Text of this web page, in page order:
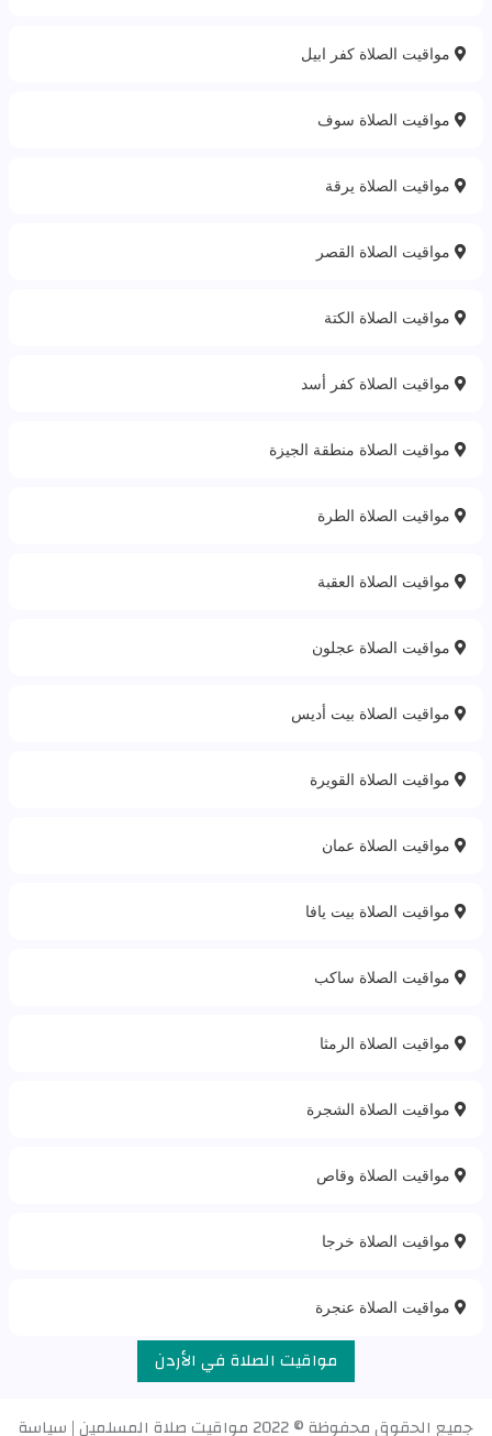
مواقيت الصلاة كفر ابيل
مواقيت الصلاة سوف
مواقيت الصلاة يرقة
مواقيت الصلاة القصر
مواقيت الصلاة الكتة
مواقيت الصلاة كفر أسد
مواقيت الصلاة منطقة الجيزة
مواقيت الصلاة الطرة
مواقيت الصلاة العقبة
مواقيت الصلاة عجلون
مواقيت الصلاة بيت أديس
مواقيت الصلاة القويرة
مواقيت الصلاة عمان
مواقيت الصلاة بيت يافا
مواقيت الصلاة ساكب
مواقيت الصلاة الرمثا
مواقيت الصلاة الشجرة
مواقيت الصلاة وقاص‎
مواقيت الصلاة خرجا
مواقيت الصلاة عنجرة
مواقيت الصلاة في الأردن
جميع الحقوق محفوظة © 2022 مواقيت صلاة المسلمين| سياسة